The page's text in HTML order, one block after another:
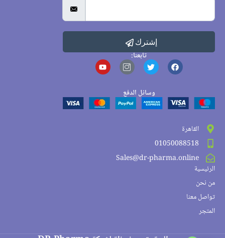
إشترك
تابعنا:
وسائل الدفع
القاهرة
01050088518
Sales@dr-pharma.online
الرئيسية
من نحن
تواصل معنا
المتجر